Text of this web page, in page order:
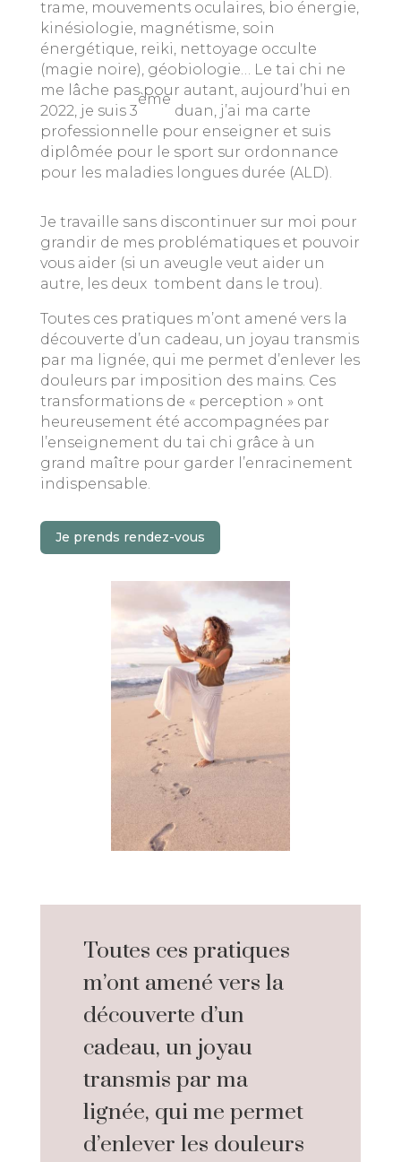
trame, mouvements oculaires, bio énergie,
kinésiologie, magnétisme, soin
énergétique, reiki, nettoyage occulte
(magie noire), géobiologie… Le tai chi ne
me lâche pas pour autant, aujourd’hui en
2022, je suis 3
ème
duan, j’ai ma carte
professionnelle pour enseigner et suis
diplômée pour le sport sur ordonnance
pour les maladies longues durée (ALD).
Je travaille sans discontinuer sur moi pour
grandir de mes problématiques et pouvoir
vous aider (si un aveugle veut aider un
autre, les deux tombent dans le trou).
Toutes ces pratiques m’ont amené vers la
découverte d’un cadeau, un joyau transmis
par ma lignée, qui me permet d’enlever les
douleurs par imposition des mains. Ces
transformations de « perception » ont
heureusement été accompagnées par
l’enseignement du tai chi grâce à un
grand maître pour garder l’enracinement
indispensable.
Je prends rendez-vous
Toutes ces pratiques
m’ont amené vers la
découverte d’un
cadeau, un joyau
transmis par ma
lignée, qui me permet
d’enlever les douleurs